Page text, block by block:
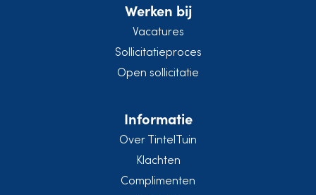
Werken bij
Vacatures
Sollicitatieproces
Open sollicitatie
Informatie
Over TintelTuin
Klachten
Complimenten